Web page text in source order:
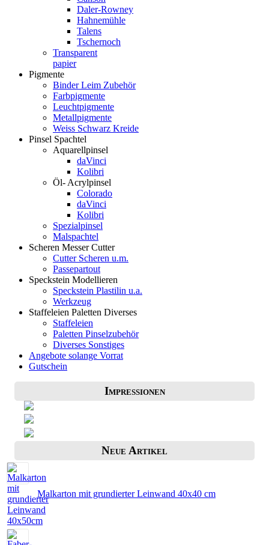
Daler-Rowney
Hahnemühle
Talens
Tschernoch
Transparent
papier
Pigmente
Binder Leim Zubehör
Farbpigmente
Leuchtpigmente
Metallpigmente
Weiss Schwarz Kreide
Pinsel Spachtel
Aquarellpinsel
daVinci
Kolibri
Öl- Acrylpinsel
Colorado
daVinci
Kolibri
Spezialpinsel
Malspachtel
Scheren Messer Cutter
Cutter Scheren u.m.
Passepartout
Speckstein Modellieren
Speckstein Plastilin u.a.
Werkzeug
Staffeleien Paletten Diverses
Staffeleien
Paletten Pinselzubehör
Diverses Sonstiges
Angebote solange Vorrat
Gutschein
Impressionen
Neue Artikel
Malkarton mit grundierter Leinwand 40x40 cm